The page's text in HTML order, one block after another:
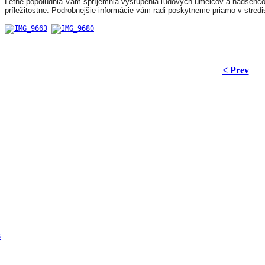
príležitostne. Podrobnejšie informácie vám radi poskytneme priamo v
< Prev